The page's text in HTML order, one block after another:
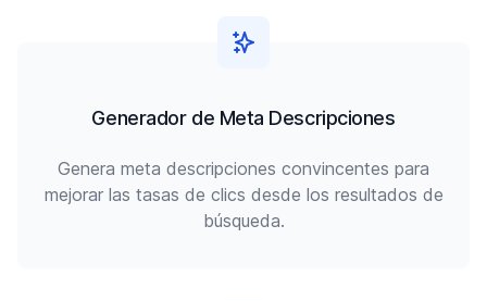
Generador de Meta Descripciones
Genera meta descripciones convincentes para
mejorar las tasas de clics desde los resultados de
búsqueda.